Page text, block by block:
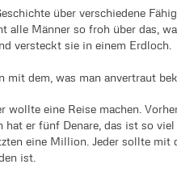
über verschiedene
alle Männer so froh über das,
versteckt sie in einem Erdloch.
mit dem, was man anvertraut
wollte eine Reise machen.
hat er fünf Denare, das ist so
eine Million. Jeder sollte mit
ist.